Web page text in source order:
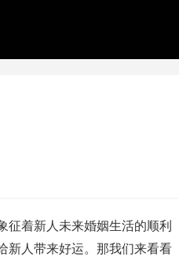
征着新人未来婚姻生活的顺利
新人带来好运。那我们来看看